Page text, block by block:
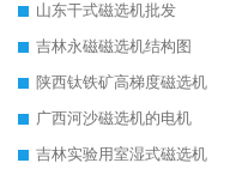
山东干式磁选机批发
吉林永磁磁选机结构图
陕西钛铁矿高梯度磁选机
广西河沙磁选机的电机
吉林实验用室湿式磁选机